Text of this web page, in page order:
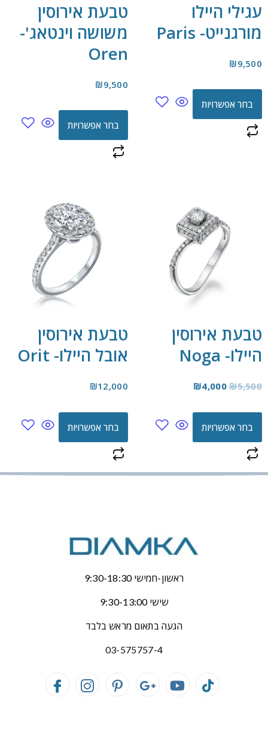
עגילי היילו
מורגנייט- Paris
₪9,500
בחר אפשרויות
טבעת אירוסין
משושה וינטאג'-
Oren
₪9,500
בחר אפשרויות
טבעת אירוסין
היילו- Noga
₪5,500
₪4,000
בחר אפשרויות
טבעת אירוסין
אובל היילו- Orit
₪12,000
בחר אפשרויות
ראשון-חמישי 9:30-18:30
שישי 9:30-13:00
הגעה בתאום מראש בלבד
03-575757-4